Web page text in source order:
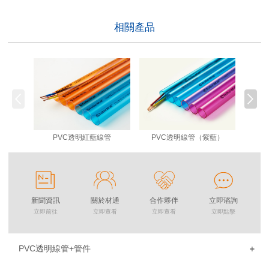
相關產品
PVC透明紅藍線管 PVC透明線管（紫藍）
新聞資訊
立即前往
關於材通
立即查看
合作夥伴
立即查看
立即谘詢
立即點擊
PVC透明線管+管件